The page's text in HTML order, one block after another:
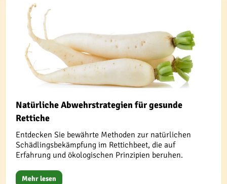
Natürliche Abwehrstrategien für gesunde
Rettiche
Entdecken Sie bewährte Methoden zur natürlichen
Schädlingsbekämpfung im Rettichbeet, die auf
Erfahrung und ökologischen Prinzipien beruhen.
Mehr lesen